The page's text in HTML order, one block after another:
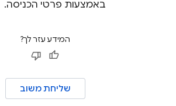
באמצעות פרטי הכניסה.
המידע עזר לך?
שליחת משוב